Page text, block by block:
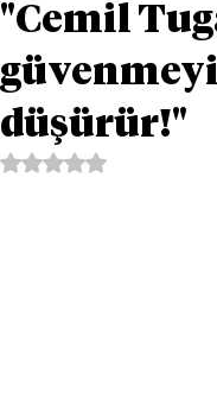
"Cemil
düşürür!"
5 üzerinden NaN yıldız